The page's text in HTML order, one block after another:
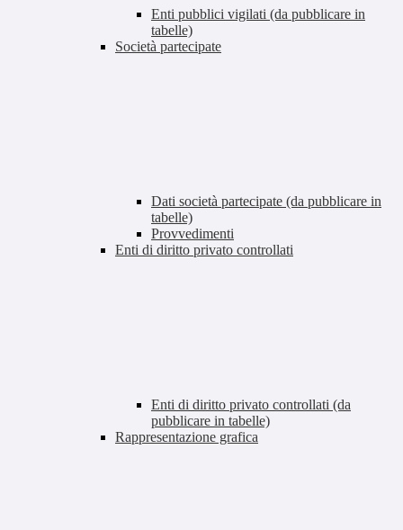
Enti pubblici vigilati (da pubblicare in
tabelle)
Società partecipate
Dati società partecipate (da pubblicare in
tabelle)
Provvedimenti
Enti di diritto privato controllati
Enti di diritto privato controllati (da
pubblicare in tabelle)
Rappresentazione grafica